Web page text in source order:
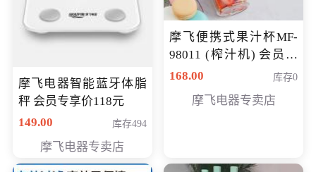
摩飞电器智能蓝牙体脂
秤 会员专享价118元
149.00
库存494
摩飞电器专卖店
摩飞便携式果汁杯MF-
98011 (榨汁机) 会员专
享价138元
168.00 库存0
摩飞电器专卖店